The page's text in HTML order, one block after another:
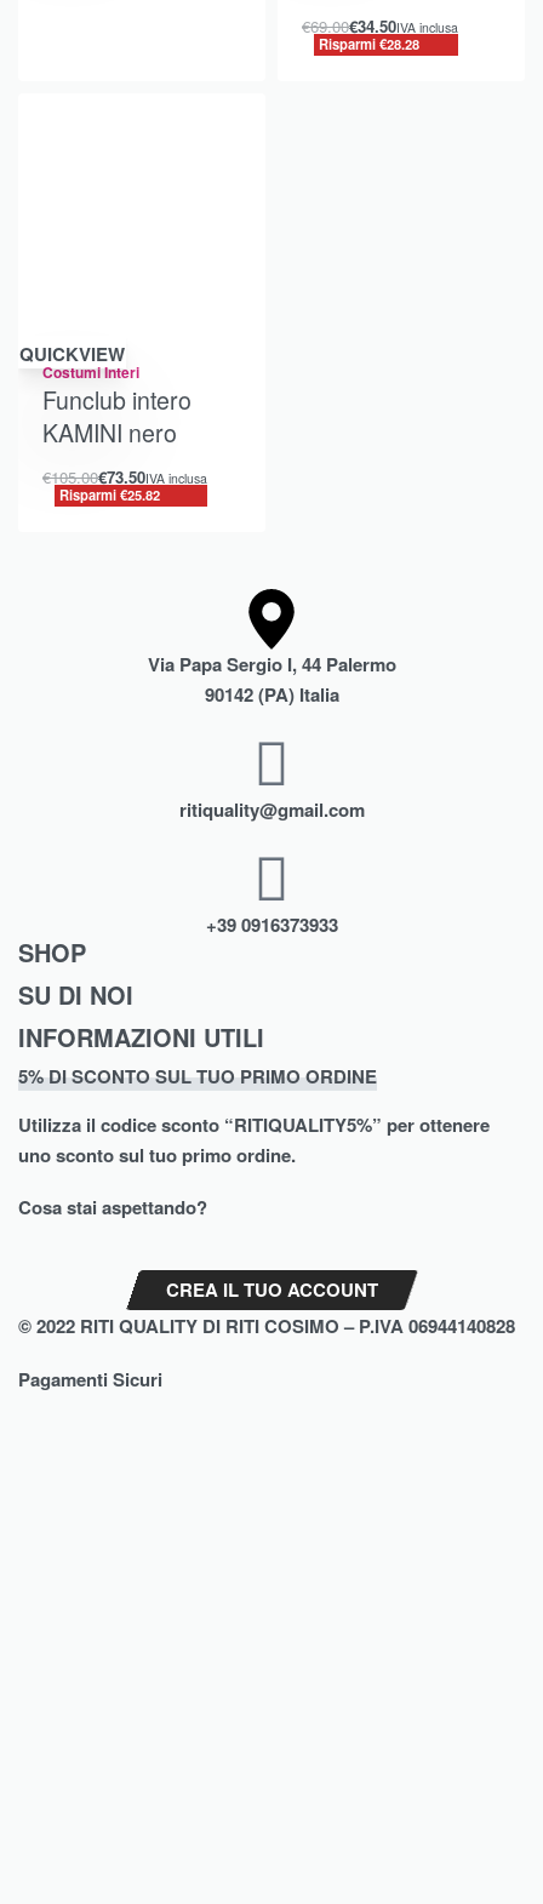
€69.00€34.50IVA inclusa
Risparmi €28.28
Risparmi €25.82
QUICKVIEW
Costumi Interi
Funclub intero
KAMINI nero
€105.00€73.50IVA inclusa
Risparmi €25.82
Via Papa Sergio I, 44 Palermo
90142 (PA) Italia
ritiquality@gmail.com
+39 0916373933
SHOP
Abbigliamento
Intimo
Scarpe
Moda Mare
SU DI NOI
Chi Siamo
Shop
Contatti
INFORMAZIONI UTILI
Termini e Condizioni
Spedizioni
Cookie Policy (UE)
Privacy Policy
Assistenza
5% DI SCONTO SUL TUO PRIMO ORDINE
Utilizza il codice sconto “RITIQUALITY5%” per ottenere
uno sconto sul tuo primo ordine.
Cosa stai aspettando?
CREA IL TUO ACCOUNT
© 2022 RITI QUALITY DI RITI COSIMO – P.IVA 06944140828
Pagamenti Sicuri